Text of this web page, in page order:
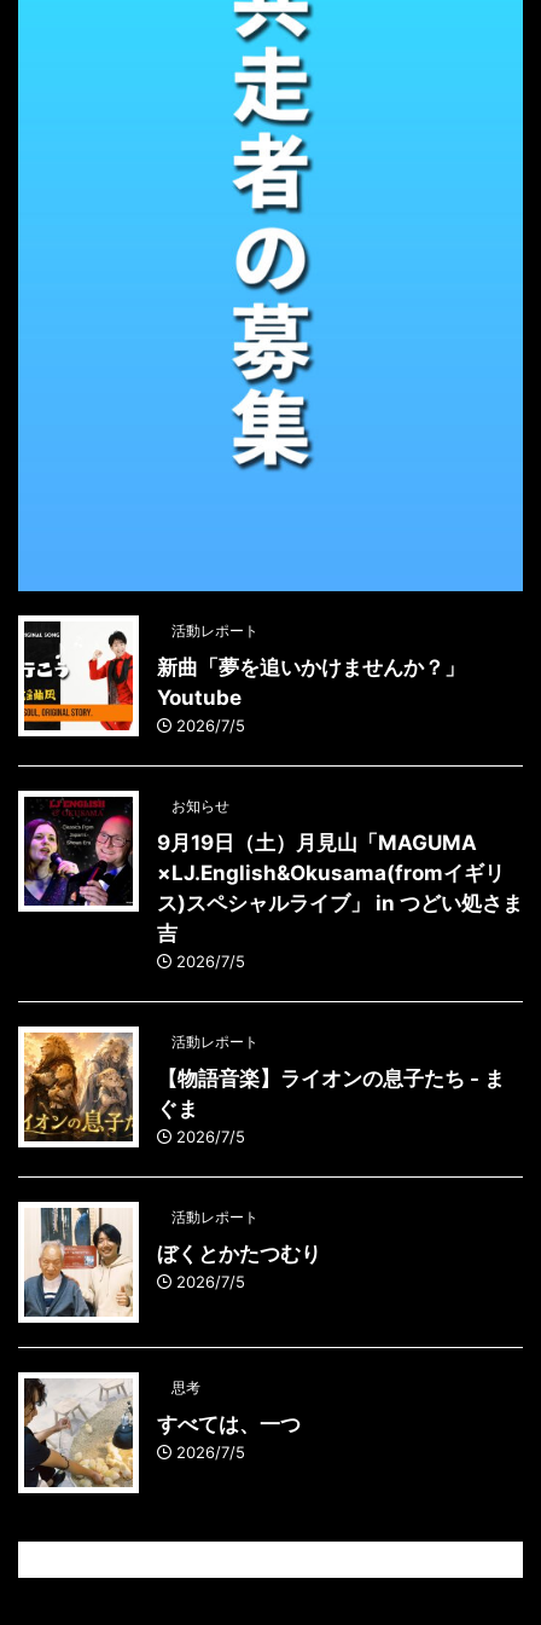
活動レポート
新曲「夢を追いかけませんか？」
Youtube
2026/7/5
お知らせ
9月19日（土）月見山「MAGUMA
×LJ.English&Okusama(fromイギリ
ス)スペシャルライブ」 in つどい処さま
吉
2026/7/5
活動レポート
【物語音楽】ライオンの息子たち - ま
ぐま
2026/7/5
活動レポート
ぼくとかたつむり
2026/7/5
思考
すべては、一つ
2026/7/5